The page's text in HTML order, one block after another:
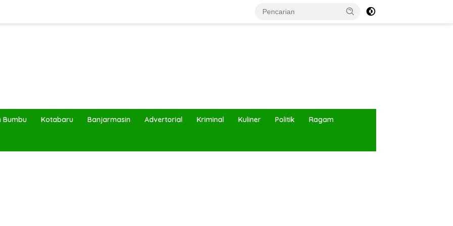
Bumbu Kotabaru Banjarmasin Advertorial Kriminal Kuliner Politik Ragam